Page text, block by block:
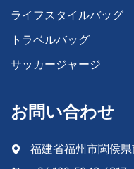
ライフスタイルバッグ
トラベルバッグ
サッカージャージ
お問い合わせ
福建省福州市閩侯